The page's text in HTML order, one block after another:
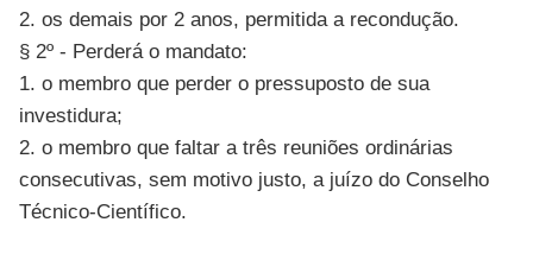
2. os demais por 2 anos, permitida a recondução.
§ 2º - Perderá o mandato:
1. o membro que perder o pressuposto de sua
investidura;
2. o membro que faltar a três reuniões ordinárias
consecutivas, sem motivo justo, a juízo do Conselho
Técnico-Científico.